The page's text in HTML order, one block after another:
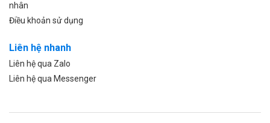
nhân
Điều khoản sử dụng
Liên hệ nhanh
Liên hệ qua Zalo
Liên hệ qua Messenger